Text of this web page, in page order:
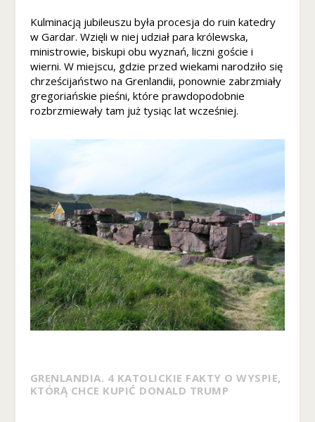
Kulminacją jubileuszu była procesja do ruin katedry
w Gardar. Wzięli w niej udział para królewska,
ministrowie, biskupi obu wyznań, liczni goście i
wierni. W miejscu, gdzie przed wiekami narodziło się
chrześcijaństwo na Grenlandii, ponownie zabrzmiały
gregoriańskie pieśni, które prawdopodobnie
rozbrzmiewały tam już tysiąc lat wcześniej.
GRENLANDIA. 4 KATOLICKIE FAKTY O WYSPIE,
KTÓRĄ CHCE KUPIĆ DONALD TRUMP
rk
e
ti
n
g
U
d
ą
c
s
w
oj
e
z
ai
nt
er
o
w